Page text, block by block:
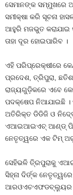
ସେମାନଙ୍କ ସମ୍ମୁଖରେ
ସମୀକ୍ଷା କରି ସୂଚନା
ଆହୁରି ମଜଭୁତ କରାଯାଇ
ତାହା ଦୂର ହୋଇପାରିବ ।
ଏହି ପରିପ୍ରେକ୍ଷୀରେ
ପ୍ରଦେଶ, ତ୍ରିପୁରା,
ରାଜ୍ୟଗୁଡ଼ିକରେ ଏବେ
ପଦକ୍ଷେପ ନିଆଯାଇଛି
ଅତିରିକ୍ତ ଡିଡିଜି ଓ
ଏଆଇଆଇଏଚ୍ ଆଣ୍ଡ୍
ନେତୃତ୍ୱରେ ଏକ ଟିମ୍
ସେହିଭଳି ତି୍ରପୁରାକୁ
ସିହ୍ନା ଦିର୍ଙ୍କ
ଆରଓଏଚଏଫଡବ୍ଲୁ୍ୟର